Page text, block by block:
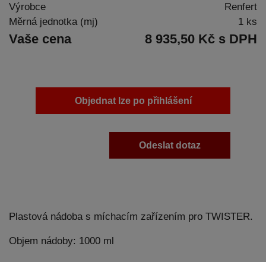
Výrobce
Renfert
Měrná jednotka (mj)
1 ks
Vaše cena 8 935,50 Kč s DPH
Objednat lze po přihlášení
Odeslat dotaz
Plastová nádoba s míchacím zařízením pro TWISTER.
Objem nádoby: 1000 ml